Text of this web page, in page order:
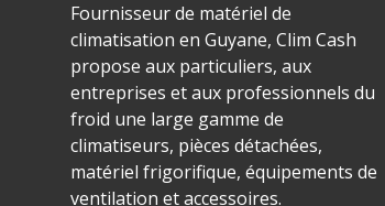
Fournisseur de matériel de
climatisation en Guyane, Clim Cash
propose aux particuliers, aux
entreprises et aux professionnels du
froid une large gamme de
climatiseurs, pièces détachées,
matériel frigorifique, équipements de
ventilation et accessoires.